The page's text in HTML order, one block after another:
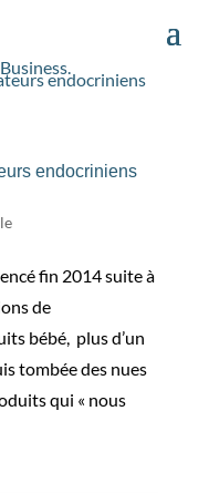
endocriniens
fin 2014 suite à
de
bébé, plus d’un
tombée des nues
qui « nous